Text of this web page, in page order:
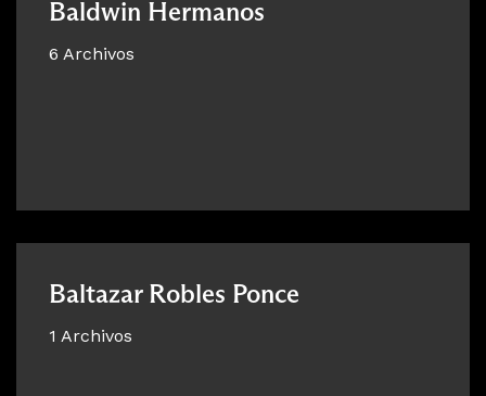
Baldwin Hermanos
6 Archivos
Baltazar Robles Ponce
1 Archivos